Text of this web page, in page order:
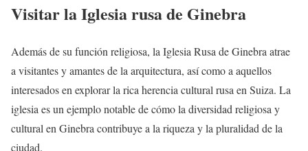
Visitar la Iglesia rusa de Ginebra
Además de su función religiosa, la Iglesia Rusa de Ginebra atrae
a visitantes y amantes de la arquitectura, así como a aquellos
interesados en explorar la rica herencia cultural rusa en Suiza. La
iglesia es un ejemplo notable de cómo la diversidad religiosa y
cultural en Ginebra contribuye a la riqueza y la pluralidad de la
ciudad.